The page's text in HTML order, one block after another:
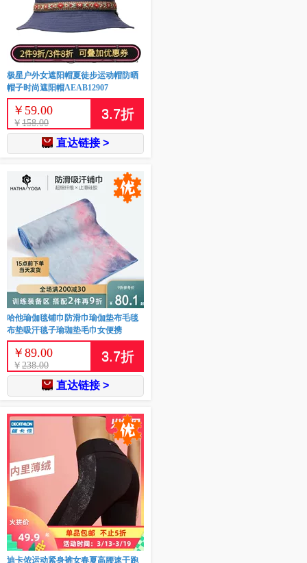
极星户外女遮阳帽夏徒步运动帽防晒
帽子时尚遮阳帽AEAB12907
￥ 59.00
￥ 158.00
3.7折
直达链接 >
哈他瑜伽毯铺巾防滑巾瑜伽垫布毛毯
布垫吸汗毯子瑜珈垫毛巾女便携
￥ 89.00
￥ 238.00
3.7折
直达链接 >
迪卡侬运动紧身裤女春夏高腰速干跑